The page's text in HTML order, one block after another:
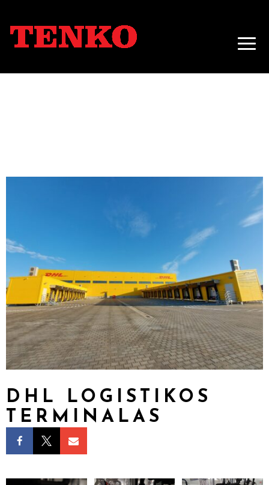
DHL LOGISTIKOS
TERMINALAS
  